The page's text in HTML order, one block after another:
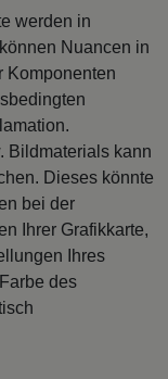
werden in
Nuancen in
Komponenten
Bildmaterials kann
Dieses könnte
bei der
Ihrer Grafikkarte,
Ihres
des